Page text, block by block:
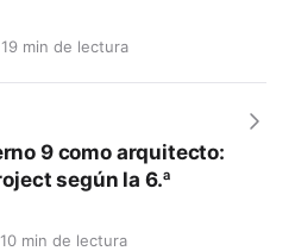
min de lectura
9 como arquitecto:
según la 6.ª
min de lectura